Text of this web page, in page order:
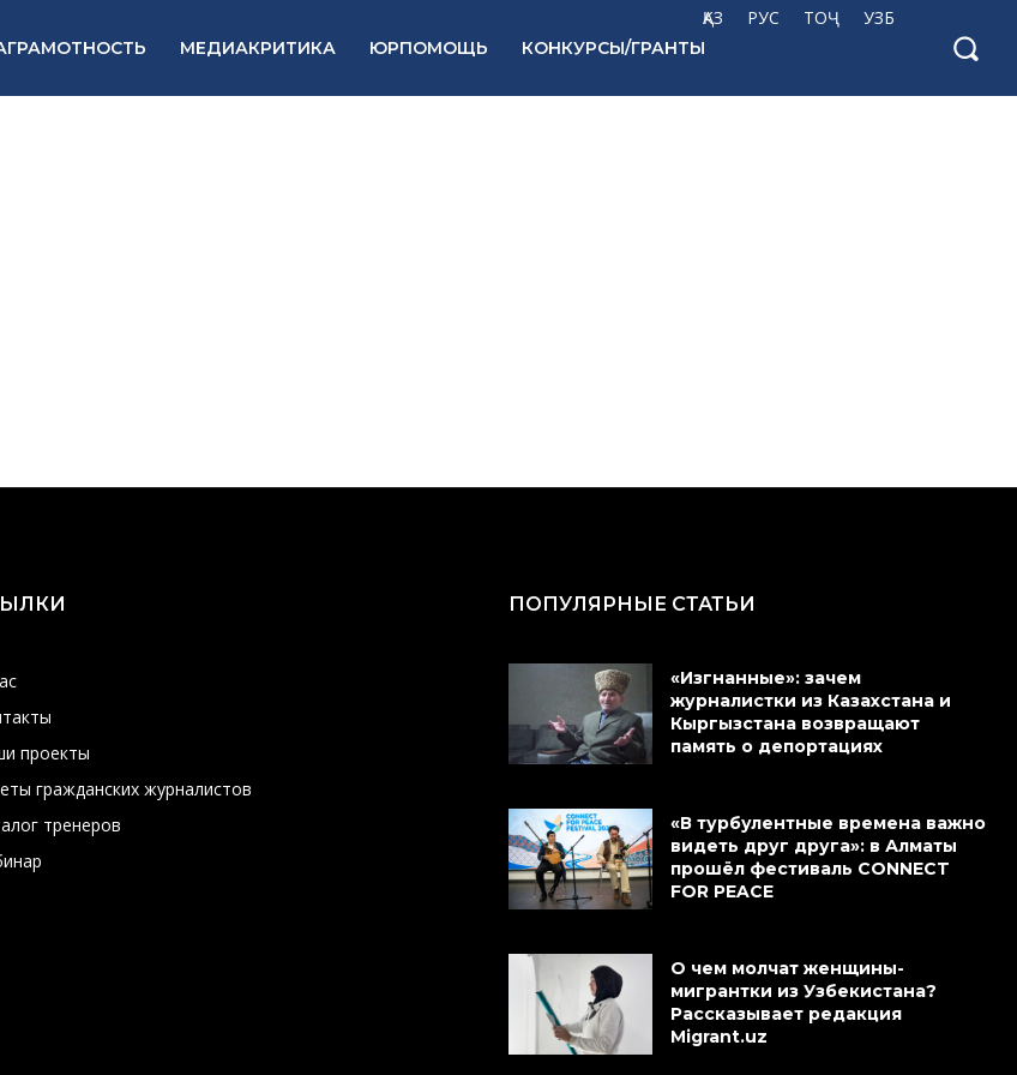
ҚАЗ РУС ТОҶ УЗБ
МЕДИАКРИТИКА ЮРПОМОЩЬ КОНКУРСЫ/ГРАНТЫ
проекты
гражданских журналистов
тренеров
ПОПУЛЯРНЫЕ СТАТЬИ
«Изгнанные»: зачем
журналистки из Казахстана и
Кыргызстана возвращают
память о депортациях
«В турбулентные времена важно
видеть друг друга»: в Алматы
прошёл фестиваль CONNECT
FOR PEACE
О чем молчат женщины-
мигрантки из Узбекистана?
Рассказывает редакция
Migrant.uz